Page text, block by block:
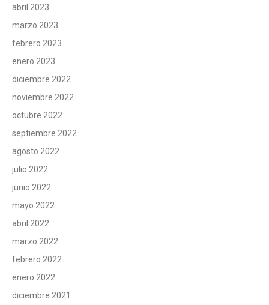
abril 2023
marzo 2023
febrero 2023
enero 2023
diciembre 2022
noviembre 2022
octubre 2022
septiembre 2022
agosto 2022
julio 2022
junio 2022
mayo 2022
abril 2022
marzo 2022
febrero 2022
enero 2022
diciembre 2021